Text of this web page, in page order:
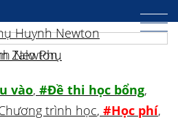
vào, #Đề thi học bổng,
trình học, #Học phí,